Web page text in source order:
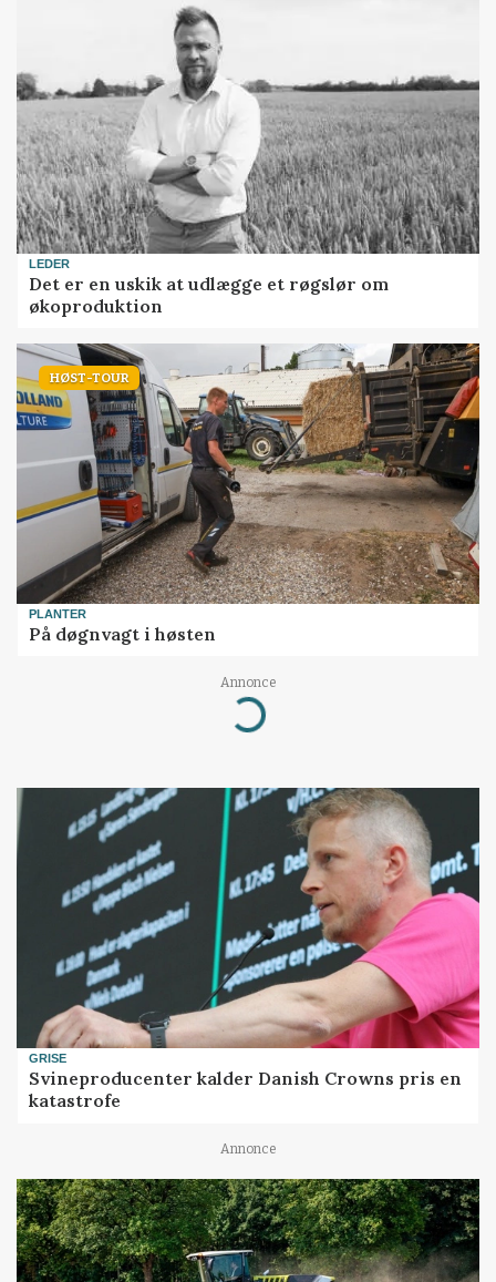
LEDER
Det er en uskik at udlægge et røgslør om
økoproduktion
HØST-TOUR
PLANTER
På døgnvagt i høsten
Annonce
Loading...
GRISE
Svineproducenter kalder Danish Crowns pris en
katastrofe
Annonce